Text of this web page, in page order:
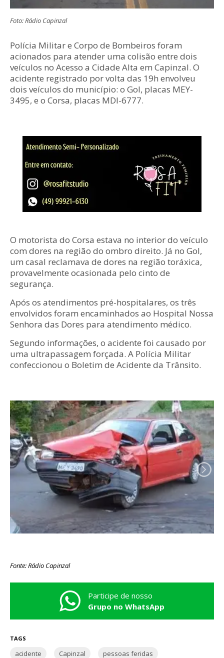
Foto: Rádio Capinzal
Polícia Militar e Corpo de Bombeiros foram
acionados para atender uma colisão entre dois
veículos no Acesso a Cidade Alta em Capinzal. O
acidente registrado por volta das 19h envolveu
dois veículos do município: o Gol, placas MEY-
3495, e o Corsa, placas MDI-6777.
O motorista do Corsa estava no interior do veículo
com dores na região do ombro direito. Já no Gol,
um casal reclamava de dores na região toráxica,
provavelmente ocasionada pelo cinto de
segurança.
Após os atendimentos pré-hospitalares, os três
envolvidos foram encaminhados ao Hospital Nossa
Senhora das Dores para atendimento médico.
Segundo informações, o acidente foi causado por
uma ultrapassagem forçada. A Polícia Militar
confeccionou o Boletim de Acidente da Trânsito.
Fonte: Rádio Capinzal
Participe de nosso
Grupo no WhatsApp
TAGS
acidente Capinzal pessoas feridas